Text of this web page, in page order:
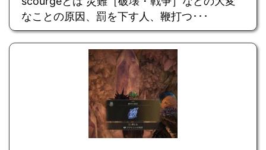
なことの原因、罰を下す人、鞭打つ･･･